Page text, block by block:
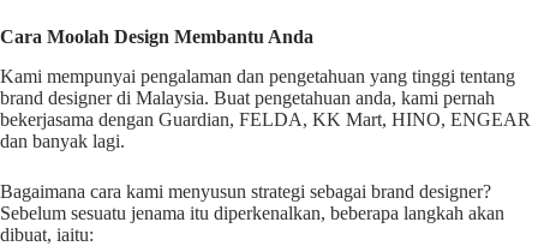
Cara Moolah Design Membantu Anda
Kami mempunyai pengalaman dan pengetahuan yang tinggi tentang
brand designer di Malaysia. Buat pengetahuan anda, kami pernah
bekerjasama dengan Guardian, FELDA, KK Mart, HINO, ENGEAR
dan banyak lagi.
Bagaimana cara kami menyusun strategi sebagai brand designer?
Sebelum sesuatu jenama itu diperkenalkan, beberapa langkah akan
dibuat, iaitu: